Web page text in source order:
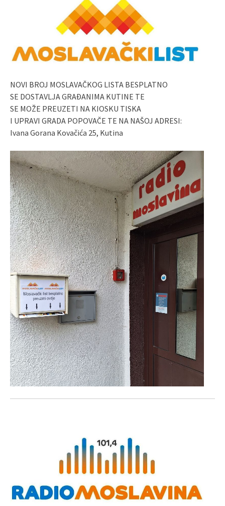
NOVI BROJ MOSLAVAČKOG LISTA BESPLATNO
SE DOSTAVLJA GRAĐANIMA KUTINE TE
SE MOŽE PREUZETI NA KIOSKU TISKA
I UPRAVI GRADA POPOVAČE TE NA NAŠOJ ADRESI:
Ivana Gorana Kovačića 25, Kutina